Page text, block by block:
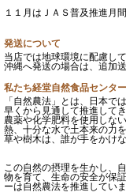
１１月はＪＡＳ普及推進月間
発送について
当店では地球環境に配慮し
沖縄へ発送の場合は、追加
私たち経堂自然食品センタ
「自然農法」とは、日本で
早くから見通して推進してき
農薬や化学肥料を使用しな
熱、十分な水で土本来の力
草や樹木は、誰が手をかけ
この自然の摂理を生かし、
物を育て、生命の安全が保
ーは自然農法を推進していま